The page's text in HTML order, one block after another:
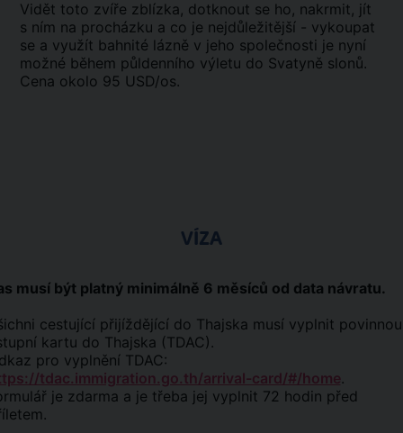
Vidět toto zvíře zblízka, dotknout se ho, nakrmit, jít
s ním na procházku a co je nejdůležitější - vykoupat
se a využít bahnité lázně v jeho společnosti je nyní
možné během půldenního výletu do Svatyně slonů.
Cena okolo 95 USD/os.
VÍZA
musí být platný minimálně 6 měsíců od data návratu.
cestující přijíždějící do Thajska musí vyplnit povinnou
kartu do Thajska (TDAC).
pro vyplnění TDAC:
tdac.immigration.go.th/arrival-card/#/home.
je zdarma a je třeba jej vyplnit 72 hodin před